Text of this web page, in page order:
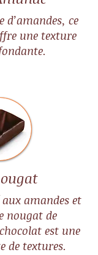
d’amandes, ce
une texture
amandes et
nougat de
est une
de textures.